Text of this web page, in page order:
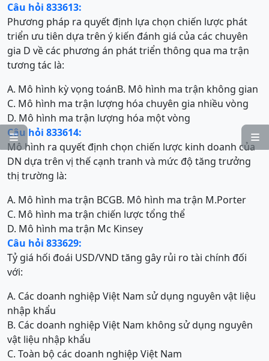


Câu hỏi 833613:
Phương pháp ra quyết định lựa chọn chiến lược phát
triển ưu tiên dựa trên ý kiến đánh giá của các chuyên
gia D về các phương án phát triển thông qua ma trận
tương tác là:
A. Mô hình kỳ vọng toánB. Mô hình ma trận không gian
C. Mô hình ma trận lượng hóa chuyên gia nhiều vòng
D. Mô hình ma trận lượng hóa một vòng
Câu hỏi 833614:
Mô hình ra quyết định chọn chiến lược kinh doanh của
DN dựa trên vị thế cạnh tranh và mức độ tăng trưởng
thị trường là:
A. Mô hình ma trận BCGB. Mô hình ma trận M.Porter
C. Mô hình ma trận chiến lược tổng thể
D. Mô hình ma trận Mc Kinsey
Câu hỏi 833629:
Tỷ giá hối đoái USD/VND tăng gây rủi ro tài chính đối
với:
A. Các doanh nghiệp Việt Nam sử dụng nguyên vật liệu
nhập khẩu
B. Các doanh nghiệp Việt Nam không sử dụng nguyên
vật liệu nhập khẩu
C. Toàn bộ các doanh nghiệp Việt Nam